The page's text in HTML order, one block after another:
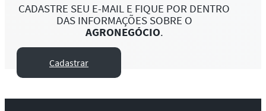
CADASTRE SEU E-MAIL E FIQUE POR DENTRO
DAS INFORMAÇÕES SOBRE O
AGRONEGÓCIO.
Cadastrar